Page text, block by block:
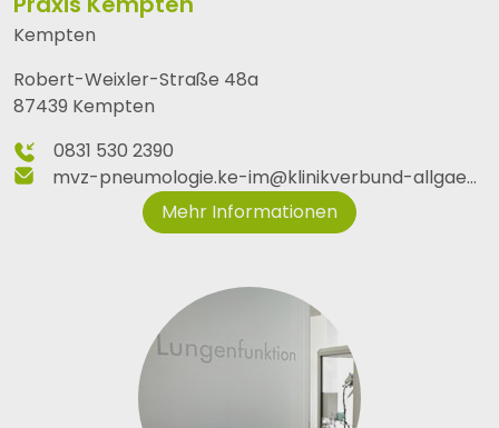
Kempten
Robert-Weixler-Straße 48a
87439 Kempten
0831 530 2390
mvz-pneumologie.ke-im@klinikverbund-allgaeu
Mehr Informationen